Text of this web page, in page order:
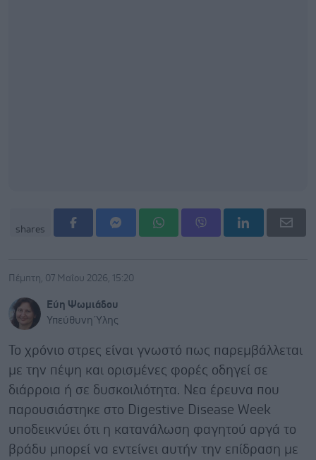
shares
Πέμπτη, 07 Μαΐου 2026, 15:20
Εύη Ψωμιάδου
Υπεύθυνη Ύλης
Το χρόνιο στρες είναι γνωστό πως παρεμβάλλεται
με την πέψη και ορισμένες φορές οδηγεί σε
διάρροια ή σε δυσκοιλιότητα. Νεα έρευνα που
παρουσιάστηκε στο Digestive Disease Week
υποδεικνύει ότι η κατανάλωση φαγητού αργά το
βράδυ μπορεί να εντείνει αυτήν την επίδραση με